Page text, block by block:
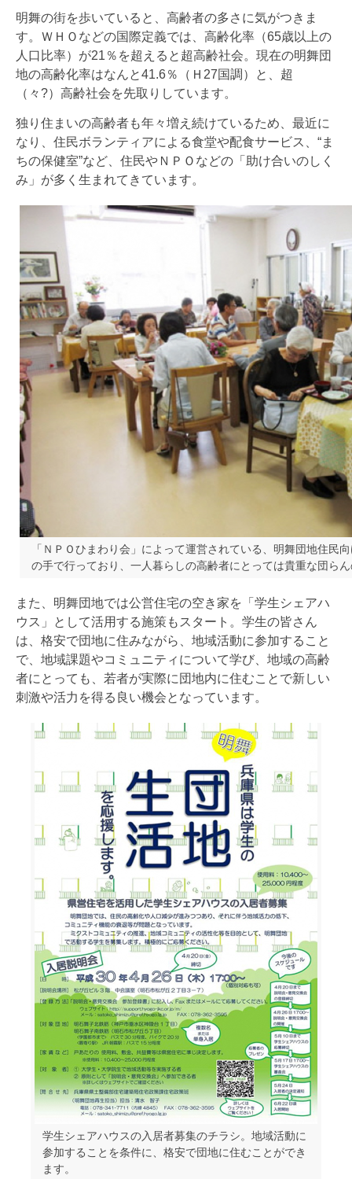
明舞の街を歩いていると、高齢者の多さに気がつきま
す。ＷＨＯなどの国際定義では、高齢化率（65歳以上の
人口比率）が21％を超えると超高齢社会。現在の明舞団
地の高齢化率はなんと41.6％（Ｈ27国調）と、超
（々?）高齢社会を先取りしています。
独り住まいの高齢者も年々増え続けているため、最近に
なり、住民ボランティアによる食堂や配食サービス、“ま
ちの保健室”など、住民やＮＰＯなどの「助け合いのしく
み」が多く生まれてきています。
「ＮＰＯひまわり会」によって運営されている、明舞団地住民
の手で行っており、一人暮らしの高齢者にとっては貴重な団ら
また、明舞団地では公営住宅の空き家を「学生シェアハ
ウス」として活用する施策もスタート。学生の皆さん
は、格安で団地に住みながら、地域活動に参加すること
で、地域課題やコミュニティについて学び、地域の高齢
者にとっても、若者が実際に団地内に住むことで新しい
刺激や活力を得る良い機会となっています。
学生シェアハウスの入居者募集のチラシ。地域活動に
参加することを条件に、格安で団地に住むことができ
ます。